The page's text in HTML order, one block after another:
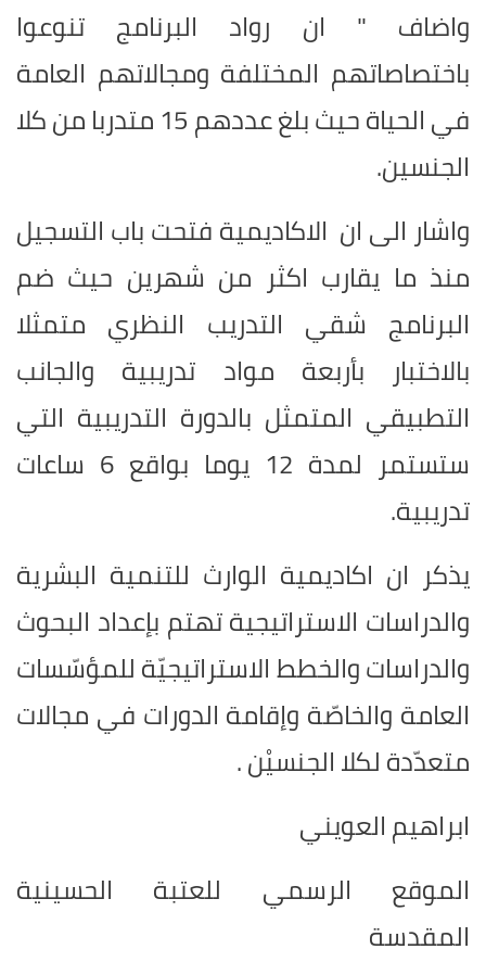
واضاف " ان رواد البرنامج تنوعوا
باختصاصاتهم المختلفة ومجالاتهم العامة
في الحياة حيث بلغ عددهم 15 متدربا من كلا
الجنسين.
واشار الى ان الاكاديمية فتحت باب التسجيل
منذ ما يقارب اكثر من شهرين حيث ضم
البرنامج شقي التدريب النظري متمثلا
بالاختبار بأربعة مواد تدريبية والجانب
التطبيقي المتمثل بالدورة التدريبية التي
ستستمر لمدة 12 يوما بواقع 6 ساعات
تدريبية.
يذكر ان اكاديمية الوارث للتنمية البشرية
والدراسات الاستراتيجية تهتم بإعداد البحوث
والدراسات والخطط الاستراتيجيّة للمؤسّسات
العامة والخاصّة وإقامة الدورات في مجالات
متعدّدة لكلا الجنسيْن .
ابراهيم العويني
الموقع الرسمي للعتبة الحسينية
المقدسة